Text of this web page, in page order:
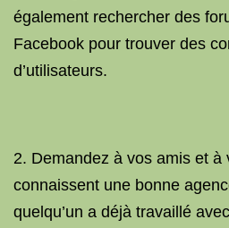
également rechercher des
Facebook pour trouver des
d’utilisateurs.
2. Demandez à vos amis et à
connaissent une bonne
quelqu’un a déjà travaillé